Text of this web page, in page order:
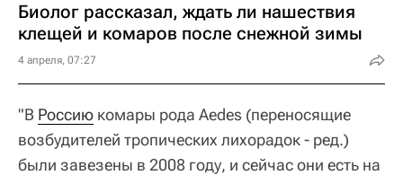
Биолог рассказал, ждать ли нашествия
клещей и комаров после снежной зимы
4 апреля, 07:27
"В Россию комары рода Aedes (переносящие
возбудителей тропических лихорадок - ред.)
были завезены в 2008 году, и сейчас они есть на